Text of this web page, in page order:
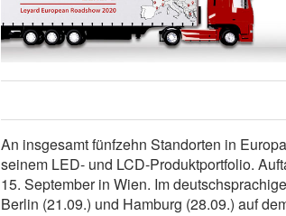
An insgesamt fünfzehn Standorten in
seinem LED- und LCD-Produktportfolio.
15. September in Wien. Im
Berlin (21.09.) und Hamburg (28.09.) auf